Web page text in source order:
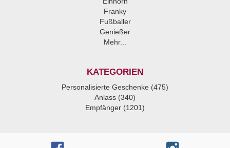
Franky
Fußballer
Genießer
Mehr...
KATEGORIEN
Personalisierte Geschenke (475)
Anlass (340)
Empfänger (1201)